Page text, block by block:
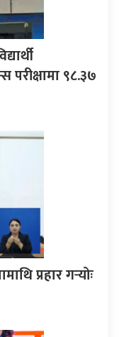
९८.३७
प्रहार गर्‍योः